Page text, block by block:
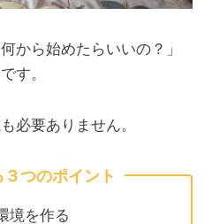
から始めたらいいの？」
す。
必要ありません。
つのポイント
境を作る